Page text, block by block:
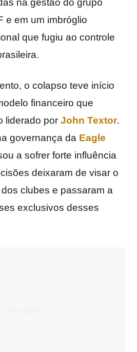
na gestão do grupo
e em um imbróglio
que fugiu ao controle
o colapso teve início
financeiro que
liderado por John Textor.
governança da Eagle
a sofrer forte influência
deixaram de visar o
clubes e passaram a
exclusivos desses